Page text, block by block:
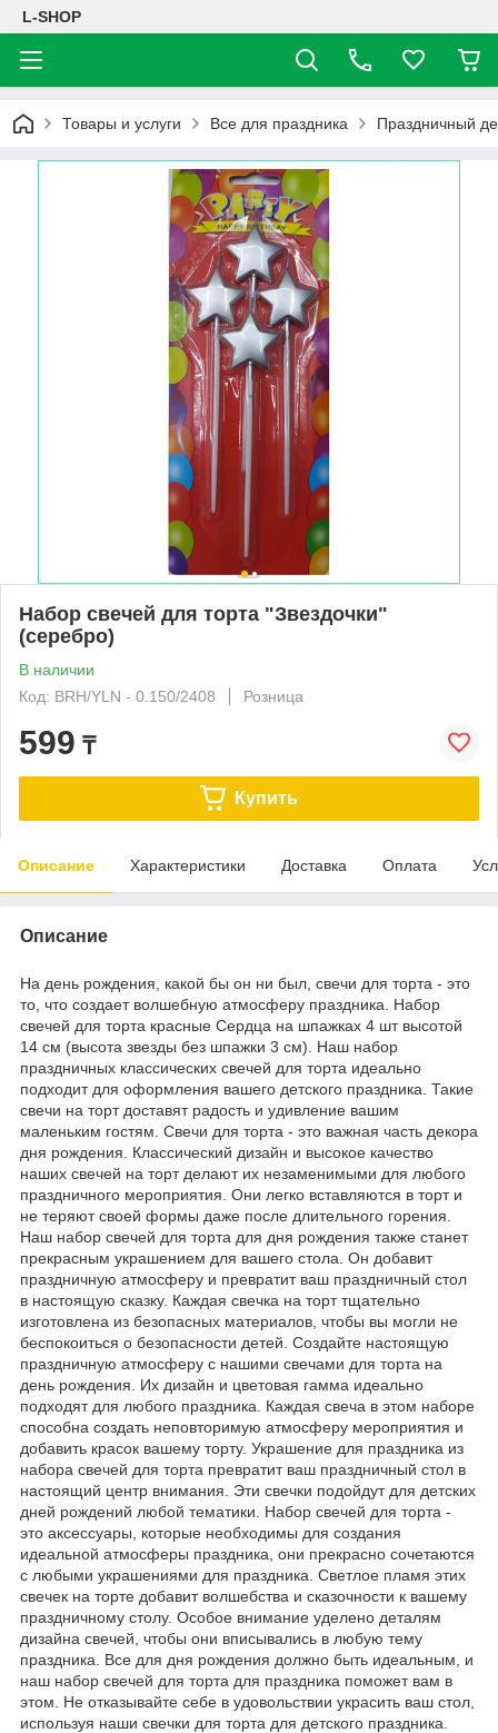
L-SHOP
Товары и услуги Все для праздника Праздничный
Набор свечей для торта "Звездочки"
(серебро)
В наличии
Код: BRH/YLN - 0.150/2408
Розница
599 ₸
Купить
Описание Характеристики Доставка Оплата
Описание
На день рождения, какой бы он ни был, свечи для торта - это
то, что создает волшебную атмосферу праздника. Набор
свечей для торта красные Сердца на шпажках 4 шт высотой
14 см (высота звезды без шпажки 3 см). Наш набор
праздничных классических свечей для торта идеально
подходит для оформления вашего детского праздника. Такие
свечи на торт доставят радость и удивление вашим
маленьким гостям. Свечи для торта - это важная часть декора
дня рождения. Классический дизайн и высокое качество
наших свечей на торт делают их незаменимыми для любого
праздничного мероприятия. Они легко вставляются в торт и
не теряют своей формы даже после длительного горения.
Наш набор свечей для торта для дня рождения также станет
прекрасным украшением для вашего стола. Он добавит
праздничную атмосферу и превратит ваш праздничный стол
в настоящую сказку. Каждая свечка на торт тщательно
изготовлена из безопасных материалов, чтобы вы могли не
беспокоиться о безопасности детей. Создайте настоящую
праздничную атмосферу с нашими свечами для торта на
день рождения. Их дизайн и цветовая гамма идеально
подходят для любого праздника. Каждая свеча в этом наборе
способна создать неповторимую атмосферу мероприятия и
добавить красок вашему торту. Украшение для праздника из
набора свечей для торта превратит ваш праздничный стол в
настоящий центр внимания. Эти свечки подойдут для детских
дней рождений любой тематики. Набор свечей для торта -
это аксессуары, которые необходимы для создания
идеальной атмосферы праздника, они прекрасно сочетаются
с любыми украшениями для праздника. Светлое пламя этих
свечек на торте добавит волшебства и сказочности к вашему
праздничному столу. Особое внимание уделено деталям
дизайна свечей, чтобы они вписывались в любую тему
праздника. Все для дня рождения должно быть идеальным, и
наш набор свечей для торта для праздника поможет вам в
этом. Не отказывайте себе в удовольствии украсить ваш стол,
используя наши свечки для торта для детского праздника.